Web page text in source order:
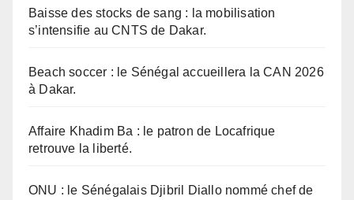
Baisse des stocks de sang : la mobilisation
s’intensifie au CNTS de Dakar.
Beach soccer : le Sénégal accueillera la CAN 2026
à Dakar.
Affaire Khadim Ba : le patron de Locafrique
retrouve la liberté.
ONU : le Sénégalais Djibril Diallo nommé chef de